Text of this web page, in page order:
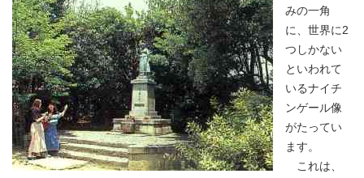
みの一角
に、世界に2
つしかない
といわれて
いるナイチ
ンゲール像
がたってい
ます。
これは、